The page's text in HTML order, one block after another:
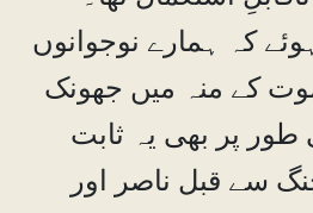
کہ ہمارے نوجوانوں
کے منہ میں جھونک
طور پر بھی یہ ثابت
سے قبل ناصر اور